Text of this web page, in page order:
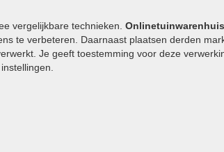
vergelijkbare technieken.
te verbeteren. Daarnaast plaatsen derden
Je geeft toestemming voor deze
Welke tuinstijl past bij mij
Strakke tuin inrichten
Legverbanden gebakken